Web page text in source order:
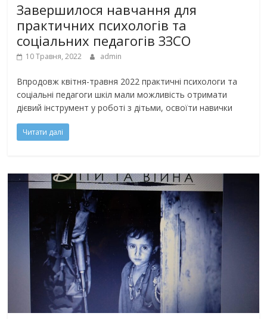
Завершилося навчання для
практичних психологів та
соціальних педагогів ЗЗСО
10 Травня, 2022 admin
Впродовж квітня-травня 2022 практичні психологи та
соціальні педагоги шкіл мали можливість отримати
дієвий інструмент у роботі з дітьми, освоїти навички
Читати далі